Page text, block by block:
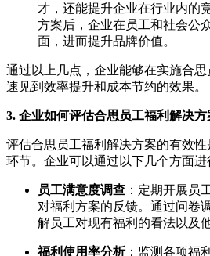
才，还能提升企业在行业内的
方案后，企业在员工和社会公
面，进而提升品牌价值。
通过以上几点，企业能够在实施合
速见到效率提升和成本节约的效果。
3. 企业如何评估合思员工福利解决方
评估合思员工福利解决方案的有效
环节。企业可以通过以下几个方面进
员工满意度调查 ：定期开展员
对福利方案的反馈。通过问卷
解员工对现有福利的看法以及
福利使用率分析：监测各项福